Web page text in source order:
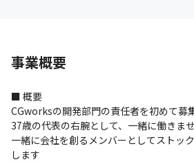
事業概要
■ 概要
CGworksの開発部門の責任者を初めて募
37歳の代表の右腕として、一緒に働きま
一緒に会社を創るメンバーとしてストッ
します